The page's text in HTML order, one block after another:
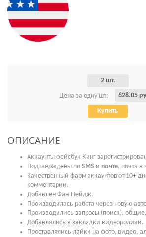
2 шт.
Цена за одну шт: 628.05
Купить
ОПИСАНИЕ
Аккаунты фейсбук Кинг
Подтверждены по SMS и почте, почта в
Качественный фарм аккаунтов от 10+
комментарии.
Добавлен Фан-Пейдж.
Производилась работа через новую
Производились запросы (поиск),
Добавлялись в закладки видеоролики.
Проставлялись лайки на фото, видео,